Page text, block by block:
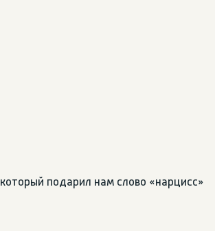
подарил нам слово «нарцисс»